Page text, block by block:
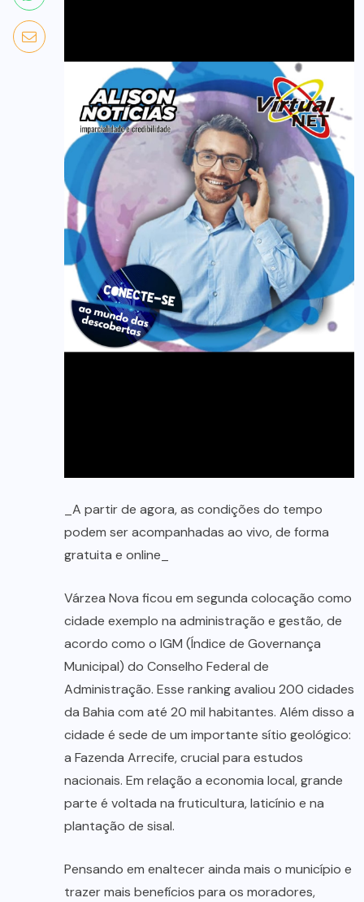
_A partir de agora, as condições do tempo
podem ser acompanhadas ao vivo, de forma
gratuita e online_
Várzea Nova ficou em segunda colocação como
cidade exemplo na administração e gestão, de
acordo como o IGM (Índice de Governança
Municipal) do Conselho Federal de
Administração. Esse ranking avaliou 200 cidades
da Bahia com até 20 mil habitantes. Além disso a
cidade é sede de um importante sítio geológico:
a Fazenda Arrecife, crucial para estudos
nacionais. Em relação a economia local, grande
parte é voltada na fruticultura, laticínio e na
plantação de sisal.
Pensando em enaltecer ainda mais o município e
trazer mais benefícios para os moradores,